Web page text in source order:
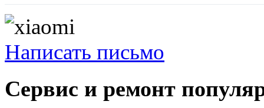
Написать письмо
Сервис и ремонт